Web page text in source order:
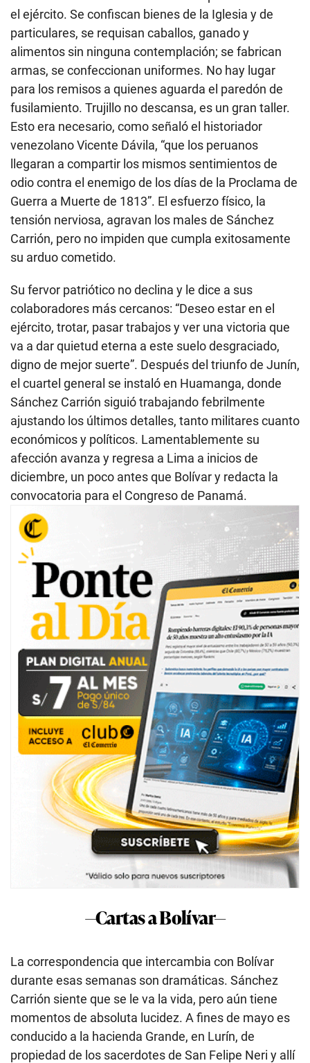
el ejército. Se confiscan bienes de la Iglesia y de
particulares, se requisan caballos, ganado y
alimentos sin ninguna contemplación; se fabrican
armas, se confeccionan uniformes. No hay lugar
para los remisos a quienes aguarda el paredón de
fusilamiento. Trujillo no descansa, es un gran taller.
Esto era necesario, como señaló el historiador
venezolano Vicente Dávila, “que los peruanos
llegaran a compartir los mismos sentimientos de
odio contra el enemigo de los días de la Proclama de
Guerra a Muerte de 1813”. El esfuerzo físico, la
tensión nerviosa, agravan los males de Sánchez
Carrión, pero no impiden que cumpla exitosamente
su arduo cometido.
Su fervor patriótico no declina y le dice a sus
colaboradores más cercanos: “Deseo estar en el
ejército, trotar, pasar trabajos y ver una victoria que
va a dar quietud eterna a este suelo desgraciado,
digno de mejor suerte”. Después del triunfo de Junín,
el cuartel general se instaló en Huamanga, donde
Sánchez Carrión siguió trabajando febrilmente
ajustando los últimos detalles, tanto militares cuanto
económicos y políticos. Lamentablemente su
afección avanza y regresa a Lima a inicios de
diciembre, un poco antes que Bolívar y redacta la
convocatoria para el Congreso de Panamá.
—Cartas a Bolívar—
La correspondencia que intercambia con Bolívar
durante esas semanas son dramáticas. Sánchez
Carrión siente que se le va la vida, pero aún tiene
momentos de absoluta lucidez. A fines de mayo es
conducido a la hacienda Grande, en Lurín, de
propiedad de los sacerdotes de San Felipe Neri y allí